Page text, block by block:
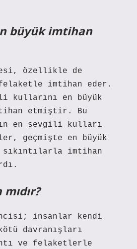
büyük imtihan
özellikle de
imtihan eder.
kullarını en büyük
etmiştir. Bu
en sevgili kulları
geçmişte en büyük
imtihan
insanlar kendi
davranışları
ve felaketlerle